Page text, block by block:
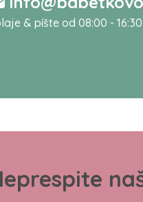
& píšte od 08:00 - 16:30